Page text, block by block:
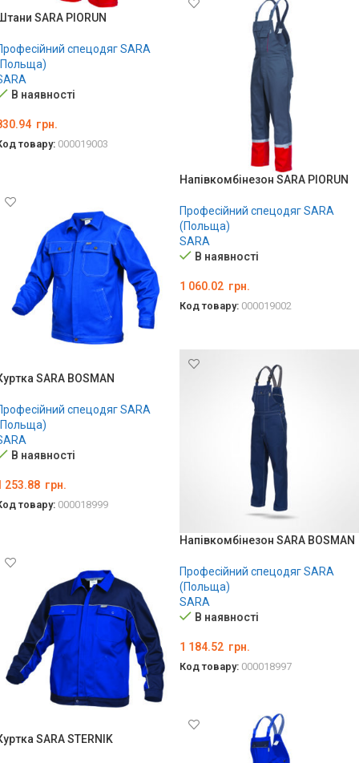
SARA PIORUN
спецодяг SARA
В наявності
грн.
товару: 000019003
Напівкомбінезон SARA PIORUN
Професійний спецодяг SARA
(Польща)
SARA
В наявності
1 060.02 грн.
Код товару: 000019002
SARA BOSMAN
спецодяг SARA
В наявності
253.88 грн.
товару: 000018999
Напівкомбінезон SARA BOSMAN
Професійний спецодяг SARA
(Польща)
SARA
В наявності
1 184.52 грн.
Код товару: 000018997
SARA STERNIK